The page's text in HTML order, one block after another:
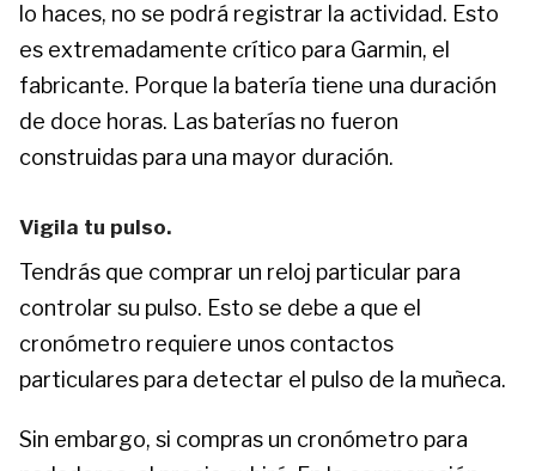
lo haces, no se podrá registrar la actividad. Esto
es extremadamente crítico para Garmin, el
fabricante. Porque la batería tiene una duración
de doce horas. Las baterías no fueron
construidas para una mayor duración.
Vigila tu pulso.
Tendrás que comprar un reloj particular para
controlar su pulso. Esto se debe a que el
cronómetro requiere unos contactos
particulares para detectar el pulso de la muñeca.
Sin embargo, si compras un cronómetro para